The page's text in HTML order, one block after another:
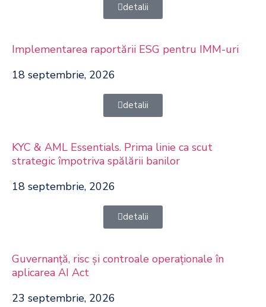
detalii
Implementarea raportării ESG pentru IMM-uri
18 septembrie, 2026
detalii
KYC & AML Essentials. Prima linie ca scut
strategic împotriva spălării banilor
18 septembrie, 2026
detalii
Guvernanță, risc și controale operaționale în
aplicarea AI Act
23 septembrie, 2026